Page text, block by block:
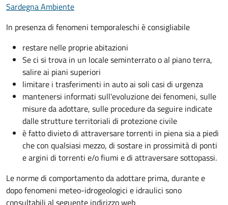
Sardegna Ambiente
In presenza di fenomeni temporaleschi è consigliabile
restare nelle proprie abitazioni
Se ci si trova in un locale seminterrato o al piano terra,
salire ai piani superiori
limitare i trasferimenti in auto ai soli casi di urgenza
mantenersi informati sull'evoluzione dei fenomeni, sulle
misure da adottare, sulle procedure da seguire indicate
dalle strutture territoriali di protezione civile
è fatto divieto di attraversare torrenti in piena sia a piedi
che con qualsiasi mezzo, di sostare in prossimità di ponti
e argini di torrenti e/o fiumi e di attraversare sottopassi.
Le norme di comportamento da adottare prima, durante e
dopo fenomeni meteo-idrogeologici e idraulici sono
consultabili al seguente indirizzo web